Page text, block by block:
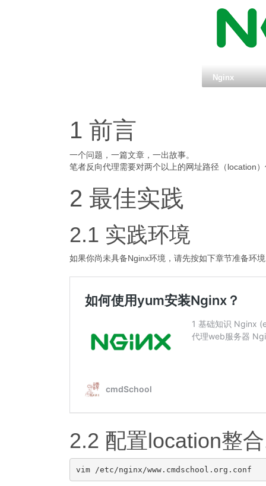
Nginx
1 前言
一个问题，一篇文章，一出故事。
笔者反向代理需要对两个以上的网址路径（location
2 最佳实践
2.1 实践环境
如果你尚未具备Nginx环境，请先按如下章节准备环
2.2 配置location整